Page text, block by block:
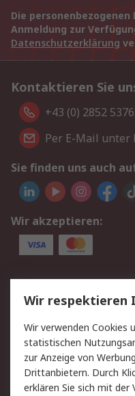
Die personenbezogenen
Anmeldung zur
Datenschutzerklärung
Kontaktieren Sie
+43 (0) 2852
Per E-Mail unter
Sie finden uns auch
Wir akzeptieren:
Service
Value Added Services
Rücksendung/
Hilfe
Rechtliches
Wir respektieren
Wir verwenden Cookies
statistischen
zur Anzeige von
Drittanbietern. Durch
erklären Sie sich mit der